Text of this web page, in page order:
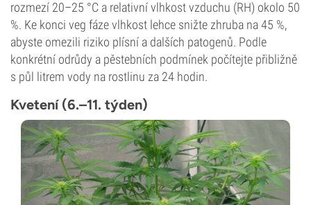
rozmezí 20–25 °C a relativní vlhkost vzduchu (RH) okolo 50
%. Ke konci veg fáze vlhkost lehce snižte zhruba na 45 %,
abyste omezili riziko plísní a dalších patogenů. Podle
konkrétní odrůdy a pěstebních podmínek počítejte přibližně
s půl litrem vody na rostlinu za 24 hodin.
Kvetení (6.–11. týden)